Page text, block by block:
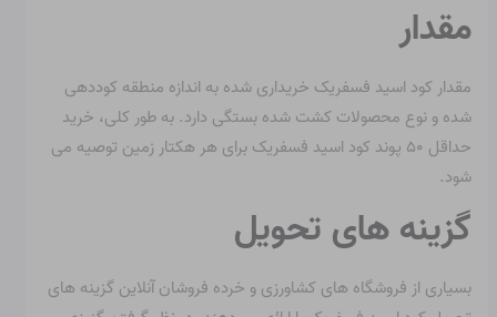
مقدار
مقدار کود اسید فسفریک خریداری شده به اندازه منطقه کوددهی
شده و نوع محصولات کشت شده بستگی دارد. به طور کلی، خرید
حداقل ۵۰ پوند کود اسید فسفریک برای هر هکتار زمین توصیه می
شود.
گزینه های تحویل
بسیاری از فروشگاه های کشاورزی و خرده فروشان آنلاین گزینه های